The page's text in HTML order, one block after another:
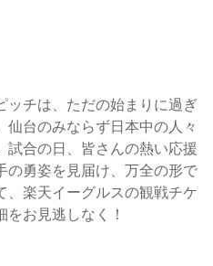
ッチは、ただの始まりに過ぎ
仙台のみならず日本中の人々
試合の日、皆さんの熱い応援
の勇姿を見届け、万全の形で
、楽天イーグルスの観戦チケ
お見逃しなく！